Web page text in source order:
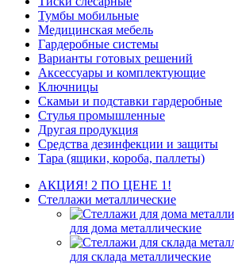
Тумбы мобильные
Медицинская мебель
Гардеробные системы
Варианты готовых решений
Аксессуары и комплектующие
Ключницы
Скамьи и подставки гардеробные
Стулья промышленные
Другая продукция
Средства дезинфекции и защиты
Тара (ящики, короба, паллеты)
АКЦИЯ! 2 ПО ЦЕНЕ 1!
Стеллажи металлические
для дома металлические
для склада металлические